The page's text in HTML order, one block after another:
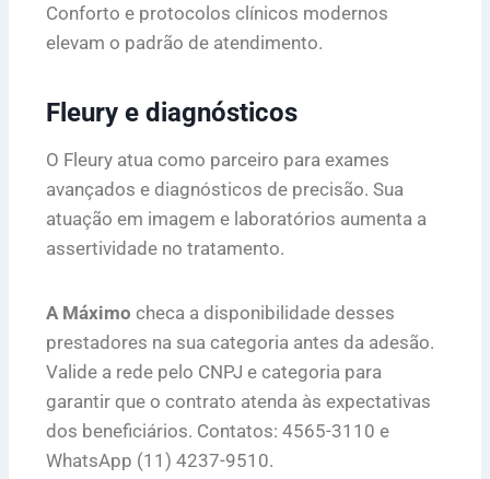
Conforto e protocolos clínicos modernos
elevam o padrão de atendimento.
Fleury e diagnósticos
O Fleury atua como parceiro para exames
avançados e diagnósticos de precisão. Sua
atuação em imagem e laboratórios aumenta a
assertividade no tratamento.
A Máximo checa a disponibilidade desses
prestadores na sua categoria antes da adesão.
Valide a rede pelo CNPJ e categoria para
garantir que o contrato atenda às expectativas
dos beneficiários. Contatos: 4565-3110 e
WhatsApp (11) 4237-9510.